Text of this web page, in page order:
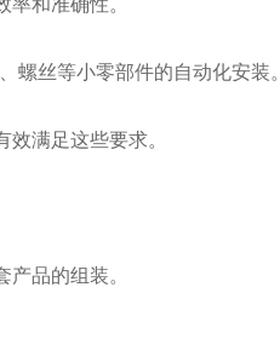
丝等小零部件的自动化安装。
满足这些要求。
品的组装。